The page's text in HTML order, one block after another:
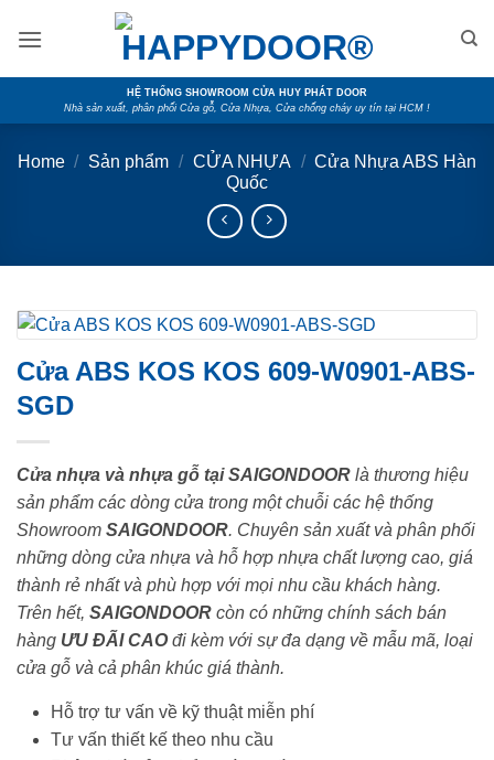
HỆ THỐNG SHOWROOM CỬA HUY PHÁT DOOR
Nhà sản xuất, phân phối Cửa gỗ, Cửa Nhựa, Cửa chống cháy uy tín tại HCM !
Home / Sản phẩm / CỬA NHỰA / Cửa Nhựa ABS Hàn
Quốc
Cửa ABS KOS KOS 609-W0901-ABS-
SGD
Cửa nhựa và nhựa gỗ tại SAIGONDOOR là thương hiệu
sản phẩm các dòng cửa trong một chuỗi các hệ thống
Showroom SAIGONDOOR. Chuyên sản xuất và phân phối
những dòng cửa nhựa và hỗ hợp nhựa chất lượng cao, giá
thành rẻ nhất và phù hợp với mọi nhu cầu khách hàng.
Trên hết, SAIGONDOOR còn có những chính sách bán
hàng ƯU ĐÃI CAOđi kèm với sự đa dạng về mẫu mã, loại
cửa gỗ và cả phân khúc giá thành.
Hỗ trợ tư vấn về kỹ thuật miễn phí
Tư vấn thiết kế theo nhu cầu